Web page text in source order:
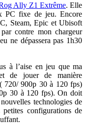
Ally Z1 Extrême. Elle
PC fixe de jeu. Encore
Steam, Epic et Ubisoft
contre mon chargeur
ne dépassera pas 1h30
à l’aise en jeu que ma
de jouer de manière
720/ 900p 30 à 120 fps)
30 à 120 fps). On doit
technologies de
configurations de